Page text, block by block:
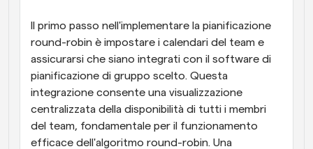
Il primo passo nell'implementare la pianificazione
round-robin è impostare i calendari del team e
assicurarsi che siano integrati con il software di
pianificazione di gruppo scelto. Questa
integrazione consente una visualizzazione
centralizzata della disponibilità di tutti i membri
del team, fondamentale per il funzionamento
efficace dell'algoritmo round-robin. Una